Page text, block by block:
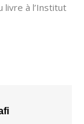
livre à l’Institut